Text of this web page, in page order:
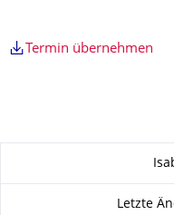
Termin übernehmen
Letzte